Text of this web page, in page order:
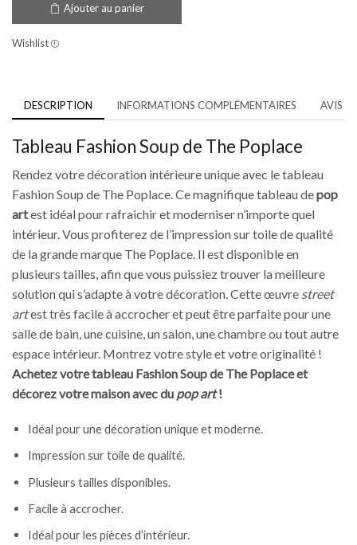
Ajouter au panier
Wishlist
DESCRIPTION INFORMATIONS COMPLÉMENTAIRES AVIS (5)
Tableau Fashion Soup de The Poplace
Rendez votre décoration intérieure unique avec le tableau
Fashion Soup de The Poplace. Ce magnifique tableau depop
artest idéal pour rafraichir et moderniser n’importe quel
intérieur. Vous profiterez de l’impression sur toile de qualité
de la grande marque The Poplace. Il est disponible en
plusieurs tailles, afin que vous puissiez trouver la meilleure
solution qui s’adapte à votre décoration. Cette œuvre street
artest très facile à accrocher et peut être parfaite pour une
salle de bain, une cuisine, un salon, une chambre ou tout autre
espace intérieur. Montrez votre style et votre originalité !
Achetez votre tableau Fashion Soup de The Poplace et
décorez votre maison avec du pop art!
Idéal pour une décoration unique et moderne.
Impression sur toile de qualité.
Plusieurs tailles disponibles.
Facile à accrocher.
Idéal pour les pièces d’intérieur.